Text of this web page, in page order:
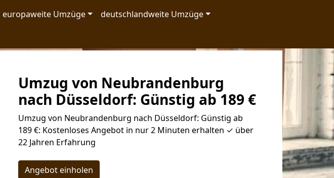
europaweite Umzüge
deutschlandweite Umzüge
Umzug von Neubrandenburg
nach Düsseldorf: Günstig ab 189 €
Umzug von Neubrandenburg nach Düsseldorf: Günstig ab
189 €: Kostenloses Angebot in nur 2 Minuten erhalten ✓ über
22 Jahren Erfahrung
Angebot einholen